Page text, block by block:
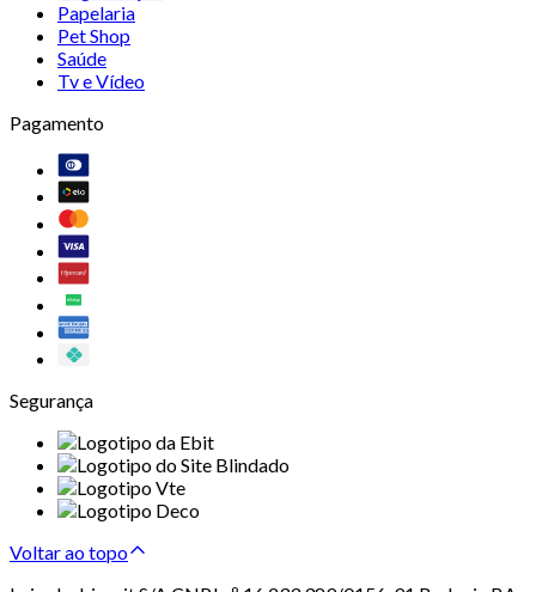
Papelaria
Pet Shop
Saúde
Tv e Vídeo
Pagamento
Segurança
Voltar ao topo